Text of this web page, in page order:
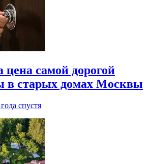
цена самой дорогой
в старых домах Москвы
спустя